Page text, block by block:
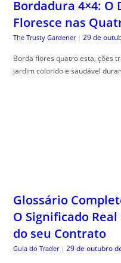
Bordadura 4×4: O
Floresce nas
The Trusty Gardener | 29 de
Borda flores quatro esta, ções
jardim colorido e saudável
Glossário
O Significado
do seu Contrato
Guia do Trader | 29 de outubro